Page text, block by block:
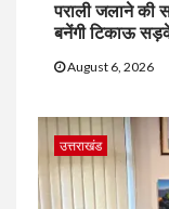
पराली जलाने की
बनेंगी टिकाऊ
August 6, 2026
उत्तराखंड